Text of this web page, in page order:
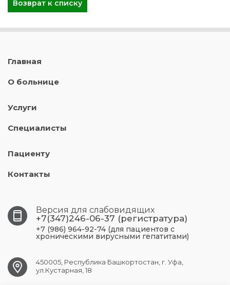
Возврат к списку
Главная
О больнице
Услуги
Специалисты
Пациенту
Контакты
Версия для слабовидящих
+7(347)246-06-37 (регистратура)
+7 (986) 964-92-74 (для пациентов с
хроническими вирусными гепатитами)
450005, Республика Башкортостан, г. Уфа,
ул.Кустарная, 18